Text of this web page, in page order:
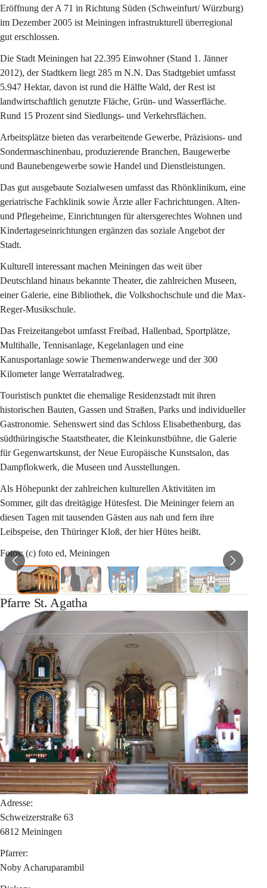
Eröffnung der A 71 in Richtung Süden (Schweinfurt/ Würzburg)
im Dezember 2005 ist Meiningen infrastrukturell überregional
gut erschlossen.
Die Stadt Meiningen hat 22.395 Einwohner (Stand 1. Jänner
2012), der Stadtkern liegt 285 m N.N. Das Stadtgebiet umfasst
5.947 Hektar, davon ist rund die Hälfte Wald, der Rest ist
landwirtschaftlich genutzte Fläche, Grün- und Wasserfläche.
Rund 15 Prozent sind Siedlungs- und Verkehrsflächen.
Arbeitsplätze bieten das verarbeitende Gewerbe, Präzisions- und
Sondermaschinenbau, produzierende Branchen, Baugewerbe
und Baunebengewerbe sowie Handel und Dienstleistungen.
Das gut ausgebaute Sozialwesen umfasst das Rhönklinikum, eine
geriatrische Fachklinik sowie Ärzte aller Fachrichtungen. Alten-
und Pflegeheime, Einrichtungen für altersgerechtes Wohnen und
Kindertageseinrichtungen ergänzen das soziale Angebot der
Stadt.
Kulturell interessant machen Meiningen das weit über
Deutschland hinaus bekannte Theater, die zahlreichen Museen,
einer Galerie, eine Bibliothek, die Volkshochschule und die Max-
Reger-Musikschule.
Das Freizeitangebot umfasst Freibad, Hallenbad, Sportplätze,
Multihalle, Tennisanlage, Kegelanlagen und eine
Kanusportanlage sowie Themenwanderwege und der 300
Kilometer lange Werratalradweg.
Touristisch punktet die ehemalige Residenzstadt mit ihren
historischen Bauten, Gassen und Straßen, Parks und individueller
Gastronomie. Sehenswert sind das Schloss Elisabethenburg, das
südthüringische Staatstheater, die Kleinkunstbühne, die Galerie
für Gegenwartskunst, der Neue Europäische Kunstsalon, das
Dampflokwerk, die Museen und Ausstellungen.
Als Höhepunkt der zahlreichen kulturellen Aktivitäten im
Sommer, gilt das dreitägige Hütesfest. Die Meininger feiern an
diesen Tagen mit tausenden Gästen aus nah und fern ihre
Leibspeise, den Thüringer Kloß, der hier Hütes heißt.
Fotos: (c) foto ed, Meiningen
Pfarre St. Agatha
Adresse:
Schweizerstraße 63
6812 Meiningen
Pfarrer:
Noby Acharuparambil